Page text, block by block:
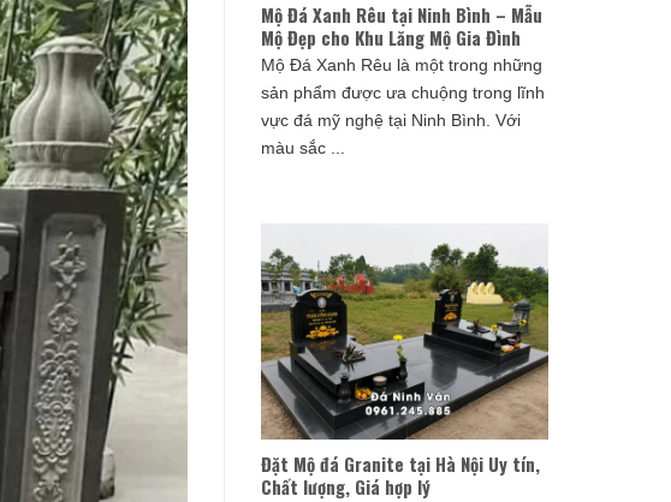
Mộ Đá Xanh Rêu tại Ninh Bình – Mẫu
Mộ Đẹp cho Khu Lăng Mộ Gia Đình
Mộ Đá Xanh Rêu là một trong những
sản phẩm được ưa chuộng trong lĩnh
vực đá mỹ nghệ tại Ninh Bình. Với
màu sắc ...
Đặt Mộ đá Granite tại Hà Nội Uy tín,
Chất lượng, Giá hợp lý